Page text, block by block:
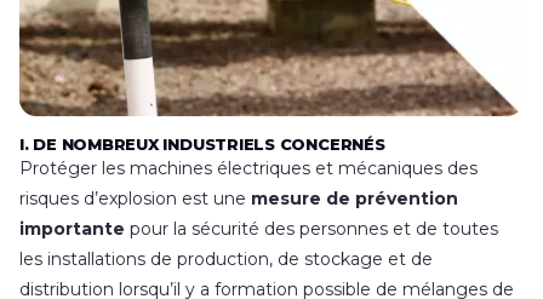
I. DE NOMBREUX INDUSTRIELS CONCERNÉS
Protéger les machines électriques et mécaniques des
risques d’explosion est une mesure de prévention
importante pour la sécurité des personnes et de toutes
les installations de production, de stockage et de
distribution lorsqu’il y a formation possible de mélanges de